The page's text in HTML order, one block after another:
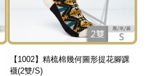
【1002】精梳棉幾何圖形提花腳踝
襪(2雙/S)